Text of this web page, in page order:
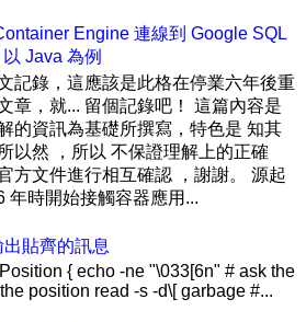
Engine 連線到 Google SQL
Java 為例
記錄，這應該是此格在停業六年後重
章，就... 留個記錄吧！ 這篇內容是
的資訊為基礎所撰寫，特色是 知其
以然 ，所以 不保證理解上的正確
方文件進行相互確認 ，謝謝。 源起
年時開始接觸容器應用...
貼齊的訊息
{ echo -ne "\033[6n" # ask the
position read -s -d\[ garbage #...